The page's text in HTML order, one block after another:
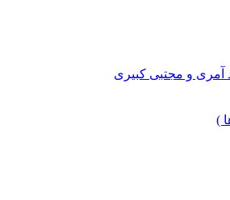
آمرى و مجتبى کبیرى
)